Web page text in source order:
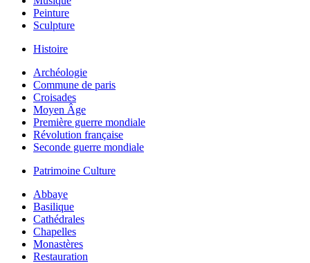
Peinture
Sculpture
Histoire
Archéologie
Commune de paris
Croisades
Moyen Âge
Première guerre mondiale
Révolution française
Seconde guerre mondiale
Patrimoine Culture
Abbaye
Basilique
Cathédrales
Chapelles
Monastères
Restauration